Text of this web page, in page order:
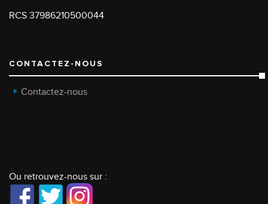
RCS 37986210500044
CONTACTEZ-NOUS
Contactez-nous
Ou retrouvez-nous sur :